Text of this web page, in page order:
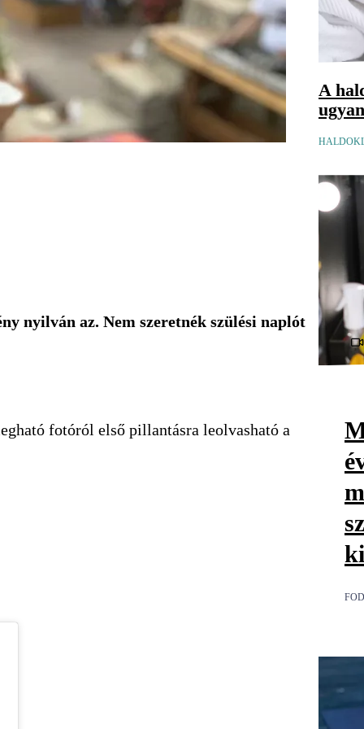
nyilván az. Nem szeretnék szülési naplót
fotóról első pillantásra leolvasható a
A